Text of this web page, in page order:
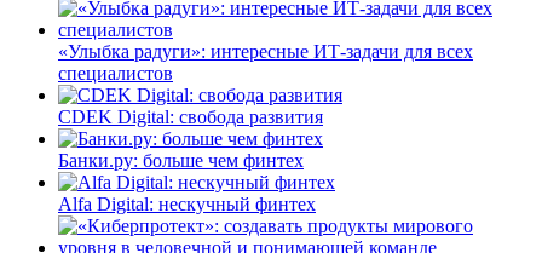
«Улыбка радуги»: интересные ИТ-задачи для всех
специалистов
CDEK Digital: свобода развития
Банки.ру: больше чем финтех
Alfa Digital: нескучный финтех